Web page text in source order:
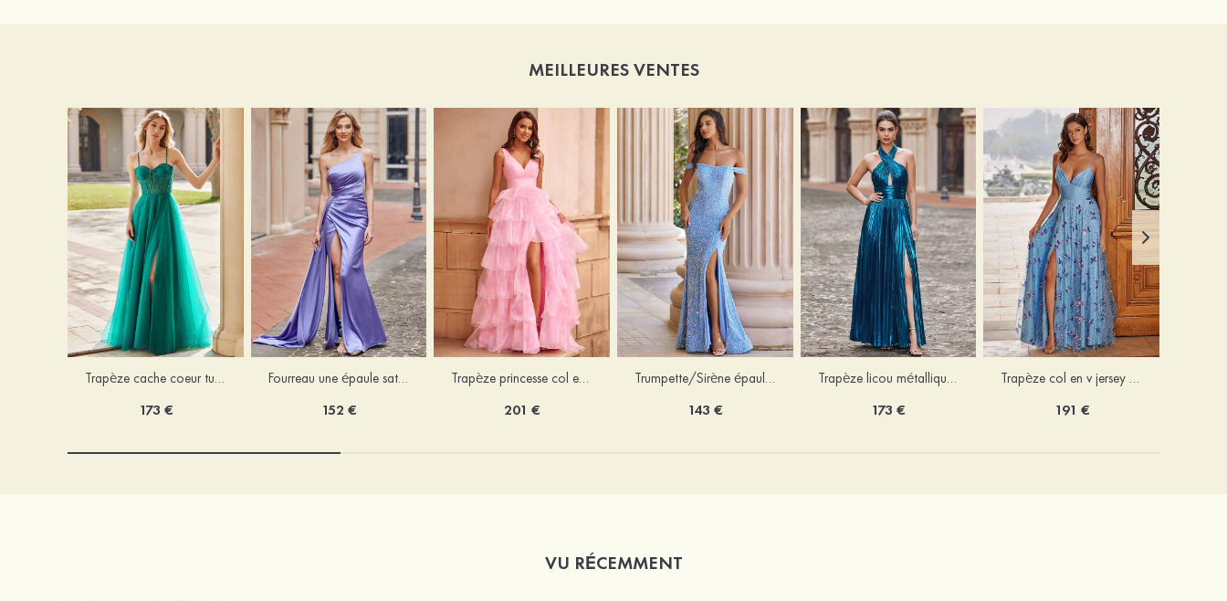
MEILLEURES VENTES
Trapèze cache coeur tulle ras du sol robe de bal avec cristal
173 €
Fourreau une épaule satin ras du sol robe de bal
152 €
Trapèze princesse col en v organza traîne balayage robe de bal
201 €
Trumpette/Sirène épaule dénudée velours paillettes ras du sol robe de bal
143 €
Trapèze licou métallique ras du sol robe de bal
173 €
Trapèze col en v jersey ras du sol robe de bal avec papillon
191 €
VU RÉCEMMENT